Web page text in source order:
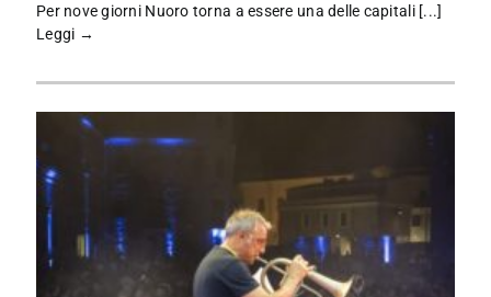
Per nove giorni Nuoro torna a essere una delle capitali [...]
Leggi →